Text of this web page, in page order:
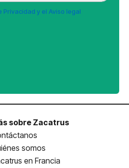
Privacidad y el Aviso legal
sobre Zacatrus
somos
en Francia